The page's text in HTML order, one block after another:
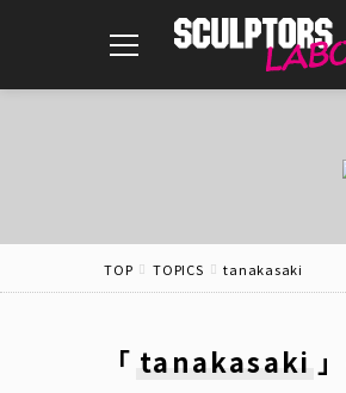
toggle
navigation
TOP TOPICS tanakasaki
「 tanakasaki 」